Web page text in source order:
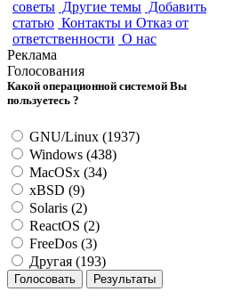
советы Другие темы Добавить
статью Контакты и Отказ от
ответственности О нас
Реклама
Голосования
Какой операционной системой Вы
пользуетесь ?
GNU/Linux (1937)
Windows (438)
MacOSx (34)
xBSD (9)
Solaris (2)
ReactOS (2)
FreeDos (3)
Другая (193)